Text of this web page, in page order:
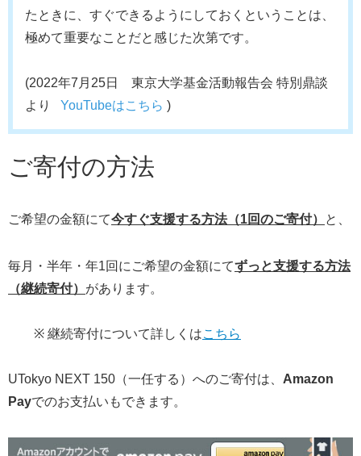
たときに、すぐできるようにしておくということは、
極めて重要なことだと感じた次第です。
(2022年7月25日 東京大学基金活動報告会 特別鼎談
より YouTubeはこちら )
ご寄付の方法
ご希望の金額にて今すぐ支援する方法（1回のご寄付） と、
毎月・半年・年1回にご希望の金額にてずっと支援する方法
（継続寄付） があります。
※ 継続寄付について詳しくはこちら
UTokyo NEXT 150（一任する）へのご寄付は、 Amazon
Payでのお支払いもできます。